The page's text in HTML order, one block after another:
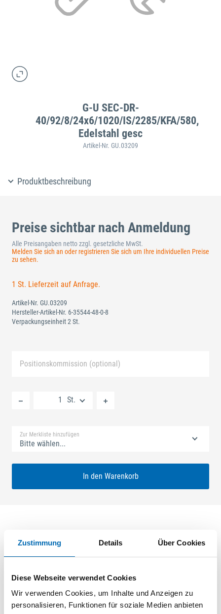
Zustimmung Details Über Cookies
Diese Webseite verwendet Cookies
Wir verwenden Cookies, um Inhalte und Anzeigen zu
personalisieren, Funktionen für soziale Medien anbieten
G-U SEC-DR-
40/92/8/24x6/1020/IS/2285/KFA/580,
Edelstahl gesc
Artikel-Nr. GU.03209
Produktbeschreibung
Preise sichtbar nach Anmeldung
Alle Preisangaben netto zzgl. gesetzliche MwSt.
Melden Sie sich an oder registrieren Sie sich um Ihre individuellen Preise
zu sehen.
1 St. Lieferzeit auf Anfrage.
Artikel-Nr. GU.03209
Hersteller-Artikel-Nr. 6-35544-48-0-8
Verpackungseinheit 2 St.
Positionskommission (optional)
St.
Zur Merkliste hinzufügen
Bitte wählen...
In den Warenkorb
Produktbeschreibung
24x6x6x2,5mm L:2285,0mm Eckig Maße: A1 580,0mm B1
Edelstahl geschliffen